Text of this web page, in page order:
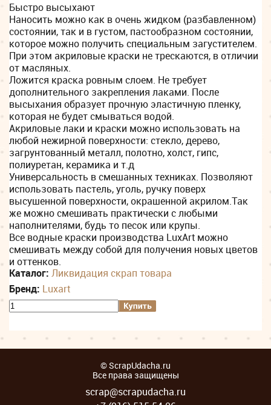
Быстро высыхают
Наносить можно как в очень жидком (разбавленном)
состоянии, так и в густом, пастообразном состоянии,
которое можно получить специальным загустителем.
При этом акриловые краски не трескаются, в отличии
от масляных.
Ложится краска ровным слоем. Не требует
дополнительного закрепления лаками. После
высыхания образует прочную эластичную пленку,
которая не будет смываться водой.
Акриловые лаки и краски можно использовать на
любой нежирной поверхности: стекло, дерево,
загрунтованный металл, полотно, холст, гипс,
полиуретан, керамика и т.д
Универсальность в смешанных техниках. Позволяют
использовать пастель, уголь, ручку поверх
высушенной поверхности, окрашенной акрилом.Так
же можно смешивать практически с любыми
наполнителями, будь то песок или крупы.
Все водные краски производства LuxArt можно
смешивать между собой для получения новых цветов
и оттенков.
Каталог: Ликвидация скрап товара
Бренд: Luxart
© ScrapUdacha.ru
Все права защищены
scrap@scrapudacha.ru